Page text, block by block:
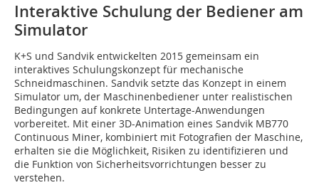
Interaktive Schulung der Bediener am
Simulator
K+S und Sandvik entwickelten 2015 gemeinsam ein
interaktives Schulungskonzept für mechanische
Schneidmaschinen. Sandvik setzte das Konzept in einem
Simulator um, der Maschinenbediener unter realistischen
Bedingungen auf konkrete Untertage-Anwendungen
vorbereitet. Mit einer 3D-Animation eines Sandvik MB770
Continuous Miner, kombiniert mit Fotografien der Maschine,
erhalten sie die Möglichkeit, Risiken zu identifizieren und
die Funktion von Sicherheitsvorrichtungen besser zu
verstehen.